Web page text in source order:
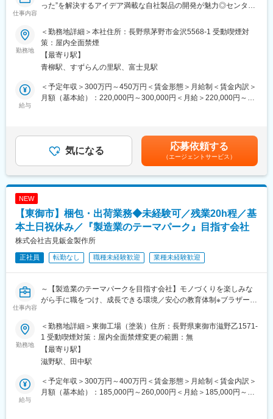
仕事内容
った”を解決するアイデア満載な自社製品の開発が魅力◎センター
■職務内容
当社のセンターレス研削の加工技術を生かし、自動車部品（エン
ジン部品・変速機など）や自社開発製品（非常用浄水器など）の
金属加工をお任せします。
■魅力・特徴
製造においては提案改善を奨励し、自由な発想を重視しておりま
■働きやすさ
八ヶ岳山麓の広大で豊かな自然に恵まれた環境でモノづくりを行
■組織
金属加工の部門は約25名の社員が活躍中です。
■社風（新製品の開発）
社員の「困りごと・こうだったらいいなと思うこと」の声が商品
があります◎
≪製品例≫
給油タンクに
・自動服薬支援機『コッくんお薬よ～』：決めた時間にお薬が自
動で出てくる
・災害支援車『コッくんレスキュー』：災害時に必要なライフラ
インが１台に全て搭載
■会社の魅力・特徴
勤務地
＜勤務地詳細＞本社住所：長野県茅野市金沢5568-1 受動喫煙対
策：屋内全面禁煙
【最寄り駅】
青柳駅、すずらんの里駅、富士見駅
給与
＜予定年収＞300万円～450万円＜賃金形態＞月給制＜賃金内訳＞
月額（基本給）：220,000円～300,000円＜月給＞220,000円～
当（扶養する子供が１８歳まで１人あたり４０００円）、技術手
当、資格手当、役職手当賃金はあくまでも目安の金額であり、選
考を通じて上下する可能性があります。月給(月額)は固定手当を含
めた表記です。
気になる 応募依頼する
（エージェントサービス）
NEW
【東御市】梱包・出荷業務◆未経験可／残業20h程／基
本土日祝休み／『製造業のテーマパーク』目指す会社
株式会社吉見鈑金製作所
正社員 転勤なし 職種未経験歓迎 業種未経験歓迎
仕事内容
～【製造業のテーマパークを目指す会社】モノづくりを楽しみな
がら手に職をつけ、成長できる環境／安心の教育体制※ブラザー制
増益続ける地元の優良企業～
■業務概要：
板金製品を中心に取り扱っている当社にて、板金製品の塗装工程
の中の製品の梱包・発送業務を行っていただきます。
■業務詳細：
前処理・吹き付けを経た製品は品質検査をし、検査に合格した製
勤務地
＜勤務地詳細＞東御工場（塗装）住所：長野県東御市滋野乙1571-
1 受動喫煙対策：屋内全面禁煙変更の範囲：無
【最寄り駅】
滋野駅、田中駅
給与
＜予定年収＞300万円～400万円＜賃金形態＞月給制＜賃金内訳＞
月額（基本給）：185,000円～260,000円＜月給＞185,000円～